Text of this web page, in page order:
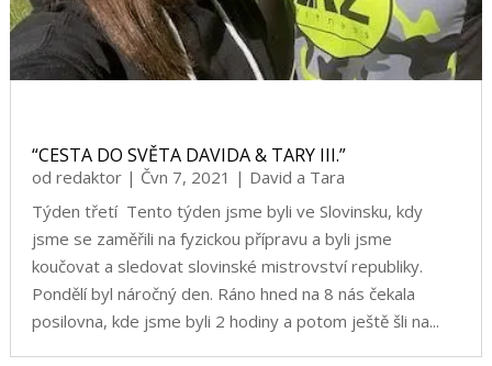
“CESTA DO SVĚTA DAVIDA & TARY III.”
od redaktor| Čvn 7, 2021 | David a Tara
Týden třetí Tento týden jsme byli ve Slovinsku, kdy
jsme se zaměřili na fyzickou přípravu a byli jsme
koučovat a sledovat slovinské mistrovství republiky.
Pondělí byl náročný den. Ráno hned na 8 nás čekala
posilovna, kde jsme byli 2 hodiny a potom ještě šli na...